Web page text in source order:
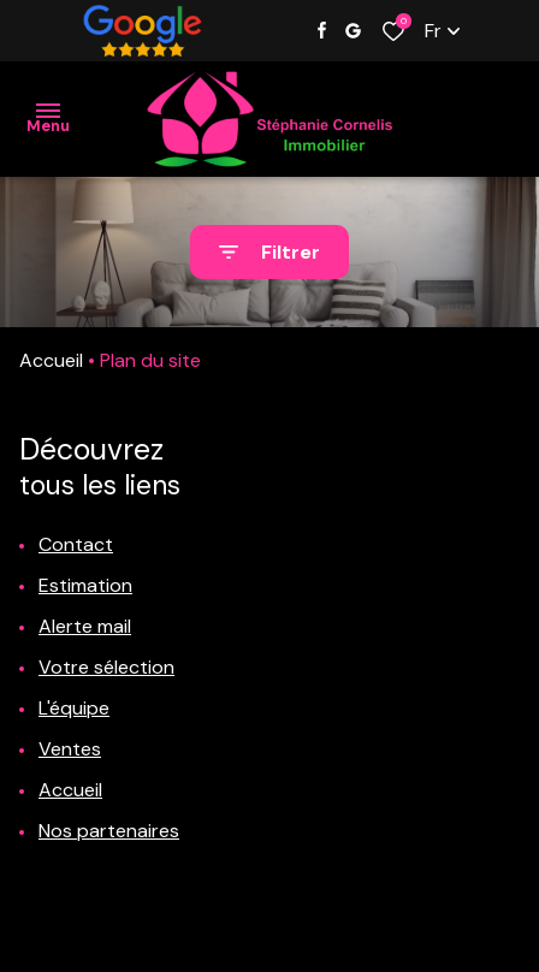
0 Fr
Menu
Accueil
biens
Estimation
Contact
Filtrer
Accueil Plan du site
Découvrez
tous les liens
Contact
Estimation
Alerte mail
Votre sélection
L'équipe
Ventes
Accueil
Nos partenaires